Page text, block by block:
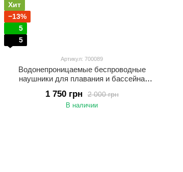
Хит
−13%
5
5
Артикул: 700089
Водонепроницаемые беспроводные
наушники для плавания и бассейна
ГБ Серый с желтым
2 000 грн
1 750 грн
В наличии